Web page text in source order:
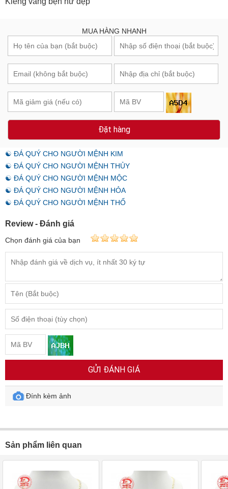
MUA HÀNG NHANH
Đặt hàng
☯ ĐÁ QUÝ CHO NGƯỜI MỆNH KIM
☯ ĐÁ QUÝ CHO NGƯỜI MỆNH THỦY
☯ ĐÁ QUÝ CHO NGƯỜI MỆNH MỘC
☯ ĐÁ QUÝ CHO NGƯỜI MỆNH HỎA
☯ ĐÁ QUÝ CHO NGƯỜI MỆNH THỔ
Review - Đánh giá
Chọn đánh giá của bạn
GỬI ĐÁNH GIÁ
Đính kèm ảnh
Sản phẩm liên quan